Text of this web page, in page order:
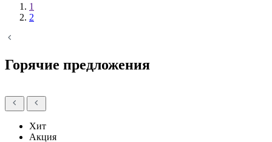
1
2
Горячие предложения
Хит
Акция